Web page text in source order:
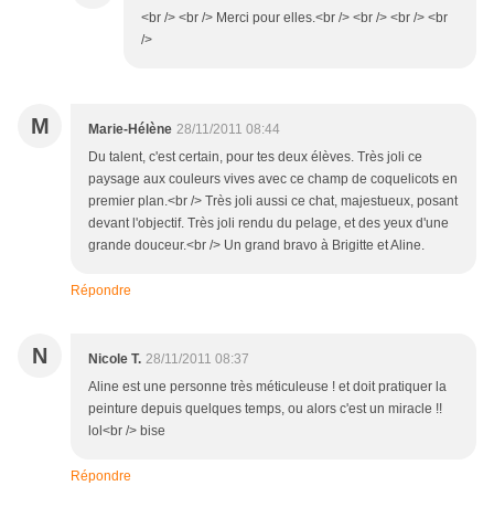
<br /> <br /> Merci pour elles.<br /> <br /> <br /> <br
/>
M Marie-Hélène 28/11/2011 08:44
Du talent, c'est certain, pour tes deux élèves. Très joli ce
paysage aux couleurs vives avec ce champ de coquelicots en
premier plan.<br /> Très joli aussi ce chat, majestueux, posant
devant l'objectif. Très joli rendu du pelage, et des yeux d'une
grande douceur.<br /> Un grand bravo à Brigitte et Aline.
Répondre
N Nicole T. 28/11/2011 08:37
Aline est une personne très méticuleuse ! et doit pratiquer la
peinture depuis quelques temps, ou alors c'est un miracle !!
lol<br /> bise
Répondre